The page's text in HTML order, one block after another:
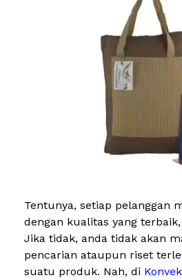
Tentunya, setiap pelanggan
dengan kualitas yang
Jika tidak, anda tidak akan
pencarian ataupun riset
suatu produk. Nah, di